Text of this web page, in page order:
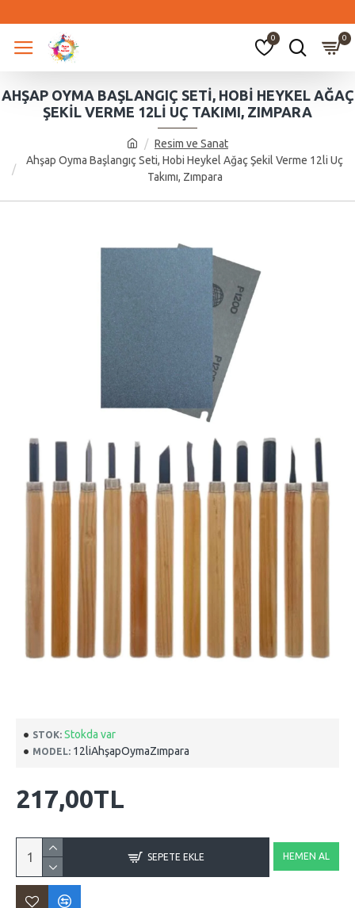
0 0
Resim ve Sanat
Ahşap Oyma Başlangıç Seti, Hobi Heykel Ağaç Şekil Verme 12li Uç
Takımı, Zımpara
AHŞAP OYMA BAŞLANGIÇ SETI, HOBI HEYKEL AĞAÇ
ŞEKIL VERME 12LI UÇ TAKIMI, ZIMPARA
STOK: Stokda var
MODEL: 12liAhşapOymaZımpara
217,00TL
SEPETE EKLE HEMEN AL